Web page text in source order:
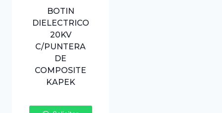
BOTIN
DIELECTRICO
20KV
C/PUNTERA
DE
COMPOSITE
KAPEK